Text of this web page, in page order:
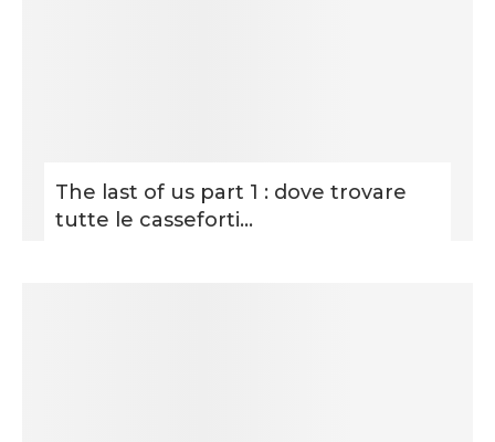
The last of us part 1 : dove trovare
tutte le casseforti...